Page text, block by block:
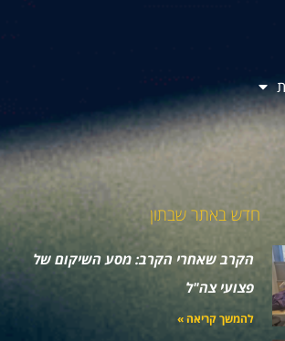
חדש באתר שבתון
הקרב שאחרי הקרב: מסע השיקום של
פצועי צה"ל
להמשך קריאה »